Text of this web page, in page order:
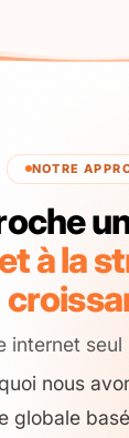
NOTRE
à la
internet
nous
globale